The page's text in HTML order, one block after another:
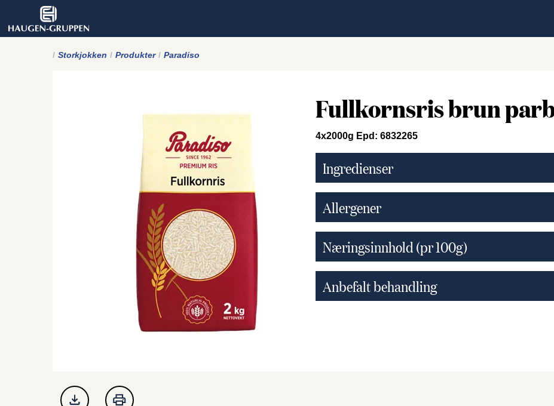
Storkjokken Produkter Paradiso
Fullkornsris brun
4x2000g Epd: 6832265
Ingredienser
Allergener
Næringsinnhold (pr 100g)
Anbefalt behandling